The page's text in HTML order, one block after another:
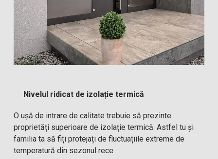
Nivelul ridicat de izolație termică
O ușă de intrare de calitate trebuie să prezinte
proprietăți superioare de izolație termică. Astfel tu și
familia ta să fiți protejați de fluctuațiile extreme de
temperatură din sezonul rece.